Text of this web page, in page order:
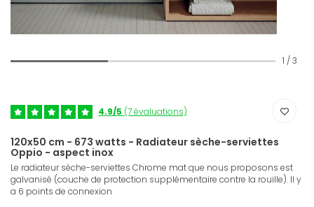
1 / 3
4.9/5 (7 évaluations)
120x50 cm - 673 watts - Radiateur sèche-serviettes
Oppio - aspect inox
Le radiateur sèche-serviettes Chrome mat que nous proposons est
galvanisé (couche de protection supplémentaire contre la rouille). Il y
a 6 points de connexion